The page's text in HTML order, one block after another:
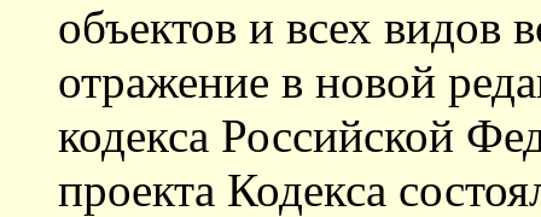
объектов и всех видов
отражение в новой
кодекса Российской
проекта Кодекса